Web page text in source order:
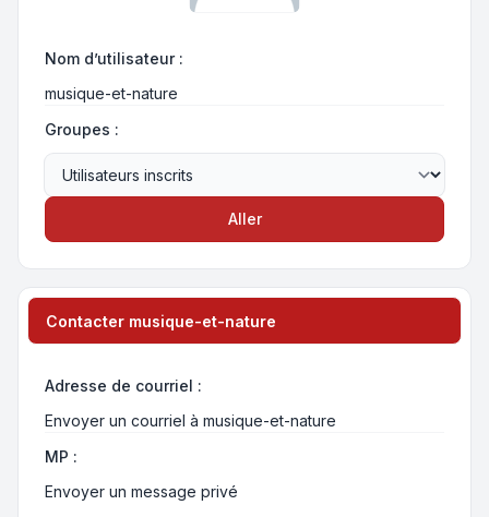
Nom d’utilisateur :
musique-et-nature
Groupes :
Aller
Contacter musique-et-nature
Adresse de courriel :
Envoyer un courriel à musique-et-nature
MP :
Envoyer un message privé